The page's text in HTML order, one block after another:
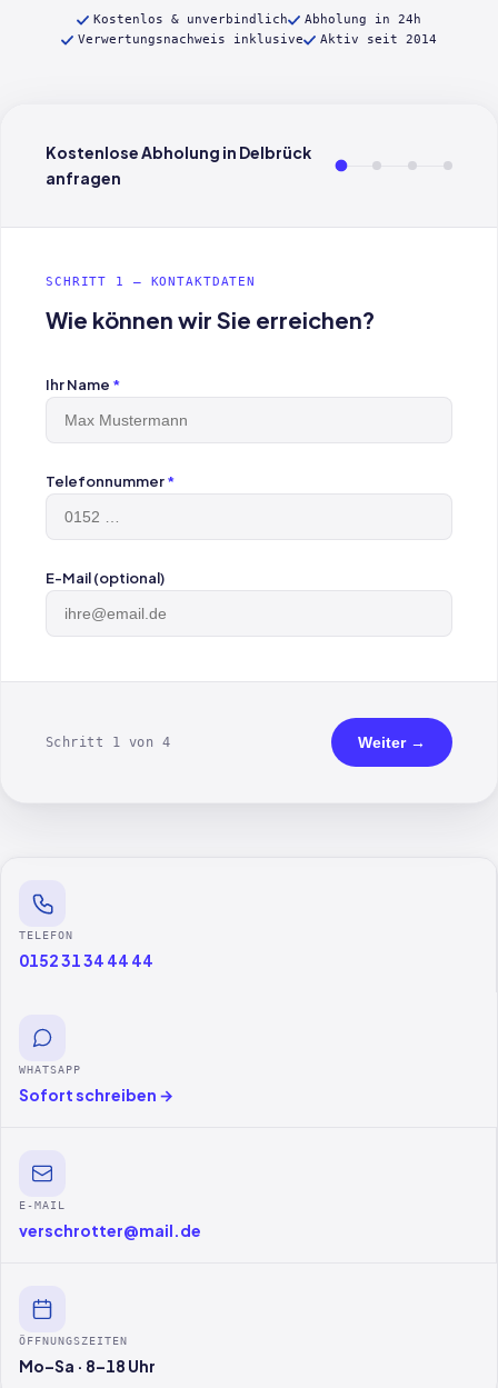
Kostenlos & unverbindlich
Abholung in 24h
Verwertungsnachweis inklusive
Aktiv seit 2014
Kostenlose Abholung in Delbrück
anfragen
SCHRITT 1 — KONTAKTDATEN
Wie können wir Sie erreichen?
Ihr Name *
Telefonnummer*
E-Mail (optional)
Schritt 1 von 4 Weiter →
TELEFON
0152 31 34 44 44
WHATSAPP
Sofort schreiben →
E-MAIL
verschrotter@mail.de
ÖFFNUNGSZEITEN
Mo–Sa · 8–18 Uhr